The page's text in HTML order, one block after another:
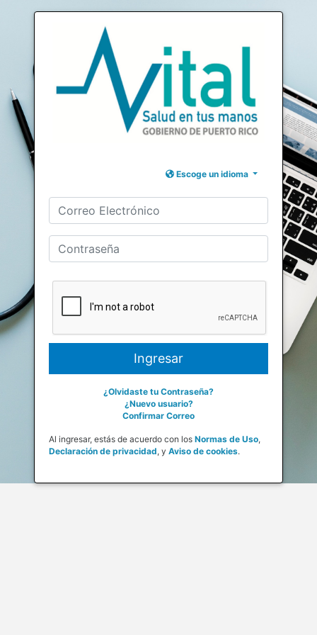
Escoge un idioma
¿Olvidaste tu Contraseña?
¿Nuevo usuario?
Confirmar Correo
Al ingresar, estás de acuerdo con los Normas de Uso,
Declaración de privacidad, y Aviso de cookies.